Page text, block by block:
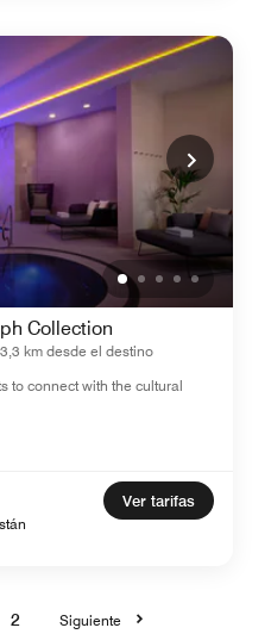
Collection
km desde el destino
to connect with the cultural
Ver tarifas
2 Siguiente